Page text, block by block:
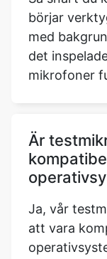
börjar
med
det
mikrofoner
Är
Ja, vår
att vara